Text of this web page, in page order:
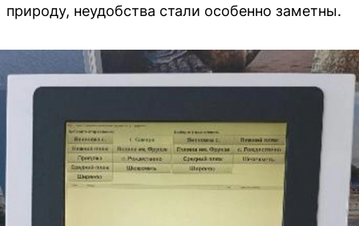
природу, неудобства стали особенно заметны.